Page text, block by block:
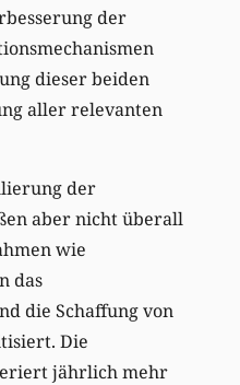
der
dieser beiden
aller relevanten
der
aber nicht überall
wie
das
die Schaffung von
Die
jährlich mehr